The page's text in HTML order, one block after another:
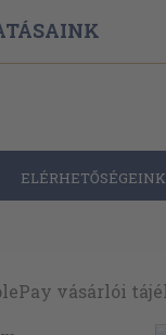
ELÉRHETŐSÉGEINK